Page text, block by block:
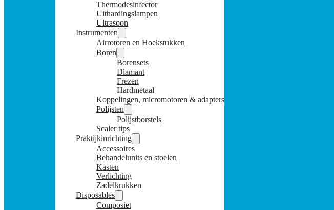
Thermodesinfector
Uithardingslampen
Ultrasoon
Instrumenten
Airrotoren en Hoekstukken
Boren
Borensets
Diamant
Frezen
Hardmetaal
Koppelingen, micromotoren & adapters
Polijsten
Polijstborstels
Scaler tips
Praktijkinrichting
Accessoires
Behandelunits en stoelen
Kasten
Verlichting
Zadelkrukken
Disposables
Composiet